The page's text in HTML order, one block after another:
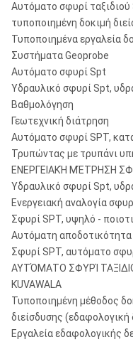
Αυτόματο σφυρί ταξιδιού
τυποποιημένη δοκιμή
Τυποποιημένα εργαλεία
Συστήματα Geoprobe
Αυτόματο σφυρί Spt
Υδραυλικό σφυρί Spt,
Βαθμολόγηση
Γεωτεχνική διάτρηση
Αυτόματο σφυρί SPT,
Τρυπώντας με τρυπάνι
ΕΝΕΡΓΕΙΑΚΉ ΜΈΤΡΗΣΗ
Υδραυλικό σφυρί Spt,
Ενεργειακή αναλογία
Σφυρί SPT, υψηλό -
Αυτόματη
Σφυρί SPT, αυτόματο
ΑΥΤΌΜΑΤΟ ΣΦΥΡΊ
KUVAWALA
Τυποποιημένη μέθοδος
διείσδυσης
Εργαλεία εδαφολογικής